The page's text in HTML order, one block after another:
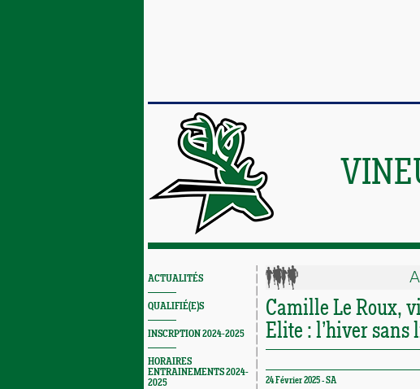
ACTUALITÉS
QUALIFIÉ(E)S
INSCRPTION 2024-2025
HORAIRES
ENTRAINEMENTS 2024-
2025
Camille Le Roux,
Elite : l’hiver sans
24 Février 2025 -SA